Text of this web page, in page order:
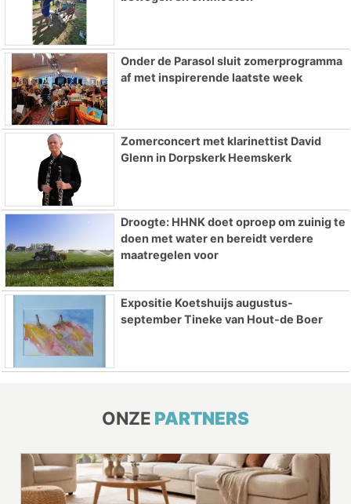
Onder de Parasol sluit zomerprogramma
af met inspirerende laatste week
Zomerconcert met klarinettist David
Glenn in Dorpskerk Heemskerk
Droogte: HHNK doet oproep om zuinig te
doen met water en bereidt verdere
maatregelen voor
Expositie Koetshuijs augustus-
september Tineke van Hout-de Boer
ONZE PARTNERS